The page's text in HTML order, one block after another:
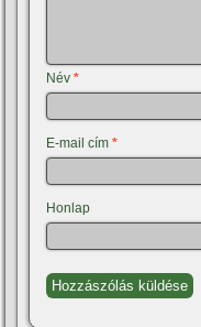
Név*
E-mail cím*
Honlap